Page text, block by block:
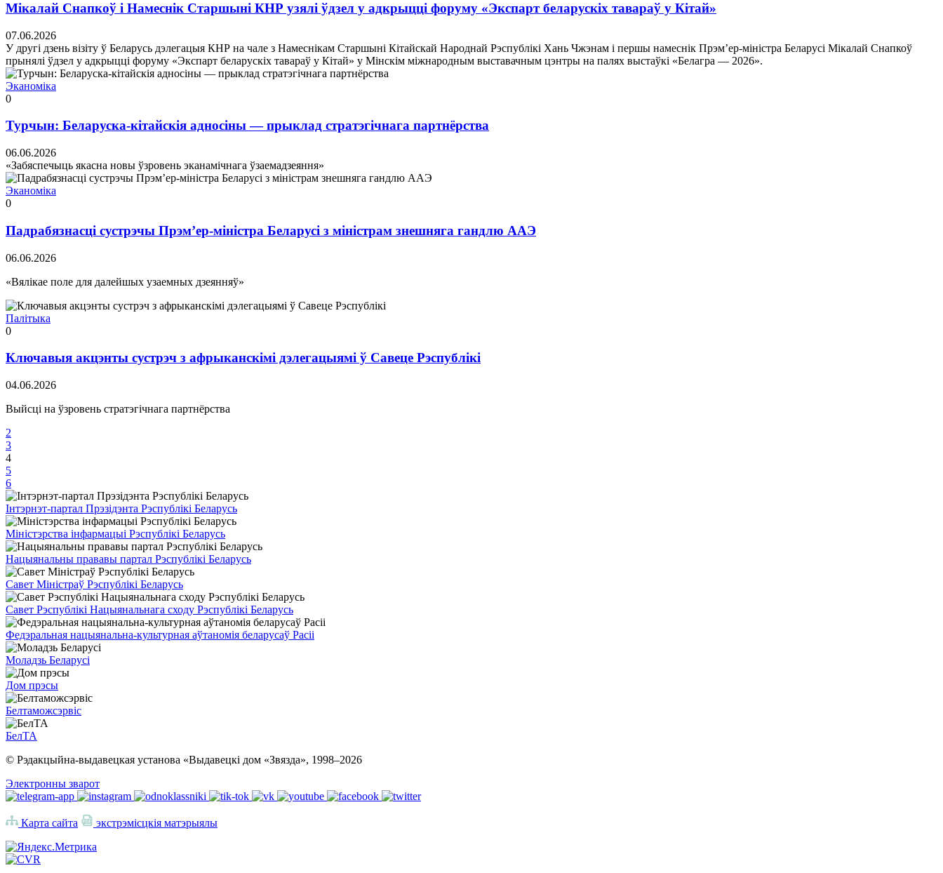
Мікалай Снапкоў і Намеснік Старшыні КНР узялі ўдзел у адкрыцці форуму «Экспарт беларускіх тавараў у Кітай»
07.06.2026
У другі дзень візіту ў Беларусь дэлегацыя КНР на чале з Намеснікам Старшыні Кітайскай Народнай Рэспублікі Хань Чжэнам і першы намеснік Прэм’ер-міністра Беларусі Мікалай Снапкоў
прынялі ўдзел у адкрыцці форуму «Экспарт беларускіх тавараў у Кітай» у Мінскім міжнародным выставачным цэнтры на палях выстаўкі «Белагра — 2026».
Эканоміка
0
Турчын: Беларуска-кітайскія адносіны — прыклад стратэгічнага партнёрства
06.06.2026
«Забяспечыць якасна новы ўзровень эканамічнага ўзаемадзеяння»
Эканоміка
0
Падрабязнасці сустрэчы Прэм’ер-міністра Беларусі з міністрам знешняга гандлю ААЭ
06.06.2026
«Вялікае поле для далейшых узаемных дзеянняў»
Палітыка
0
Ключавыя акцэнты сустрэч з афрыканскімі дэлегацыямі ў Савеце Рэспублікі
04.06.2026
Выйсці на ўзровень стратэгічнага партнёрства
2
3
4
5
6
Інтэрнэт-партал Прэзідэнта Рэспублікі Беларусь
Міністэрства інфармацыі Рэспублікі Беларусь
Нацыянальны прававы партал Рэспублікі Беларусь
Савет Міністраў Рэспублікі Беларусь
Савет Рэспублікі Нацыянальнага сходу Рэспублікі Беларусь
Федэральная нацыянальна-культурная аўтаномія беларусаў Расіі
Моладзь Беларусі
Дом прэсы
Белтаможсэрвіс
БелТА
© Рэдакцыйна-выдавецкая установа «Выдавецкі дом «Звязда», 1998–2026
Электронны зварот
Карта сайта экстрэмісцкія матэрыялы